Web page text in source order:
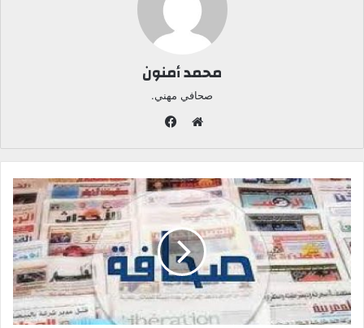
محمد أمنون
صحافي مهني.
و
ق
ع
ا
ل
و
ي
ب
س
ب
و